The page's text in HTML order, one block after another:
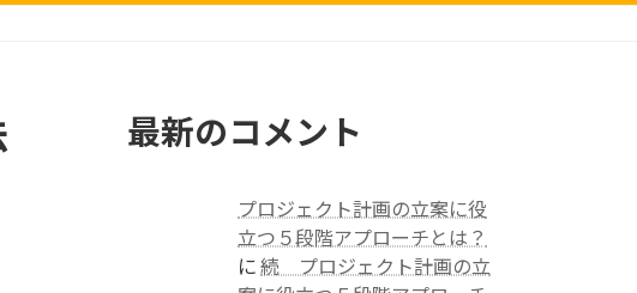
最新のコメント
プロジェクト計画の立案に役
立つ５段階アプローチとは？
に続 プロジェクト計画の立